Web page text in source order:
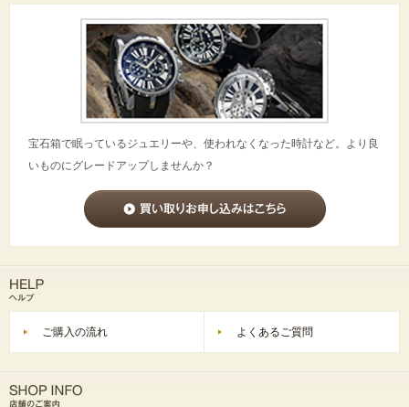
宝石箱で眠っているジュエリーや、使われなくなった時計など。より良
いものにグレードアップしませんか？
ご購入の流れ よくあるご質問